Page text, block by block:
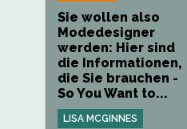
Sie wollen also
Modedesigner
werden: Hier sind
die Informationen,
die Sie brauchen -
So You Want to...
LISA MCGINNES